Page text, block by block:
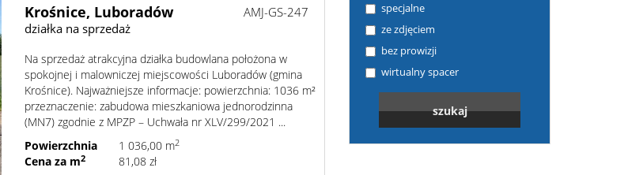
Krośnice, Luboradów
działka na sprzedaż
AMJ-GS-247
Na sprzedaż atrakcyjna działka budowlana położona w
spokojnej i malowniczej miejscowości Luboradów (gmina
Krośnice). Najważniejsze informacje: powierzchnia: 1036 m²
przeznaczenie: zabudowa mieszkaniowa jednorodzinna
(MN7) zgodnie z MPZP – Uchwała nr XLV/299/2021 ...
Powierzchnia
1 036,00 m2
Cena za m2 81,08 zł
specjalne
ze zdjęciem
bez prowizji
wirtualny spacer